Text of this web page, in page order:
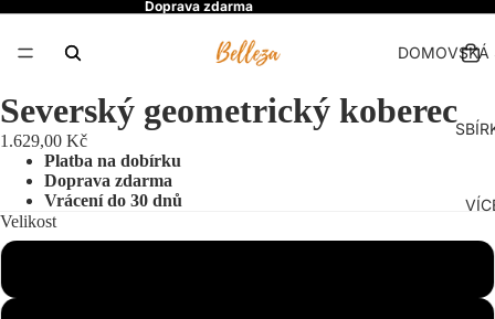
Doprava zdarma
DOMOVSKÁ
Severský geometrický koberec
1.629,00 Kč
Platba na dobírku
Doprava zdarma
Vrácení do 30 dnů
Velikost